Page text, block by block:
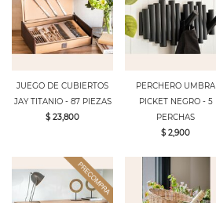
JUEGO DE CUBIERTOS
JAY TITANIO - 87 PIEZAS
$ 23,800
PERCHERO UMBRA
PICKET NEGRO - 5
PERCHAS
$ 2,900